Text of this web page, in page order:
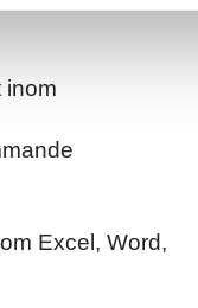
inom
Excel, Word,